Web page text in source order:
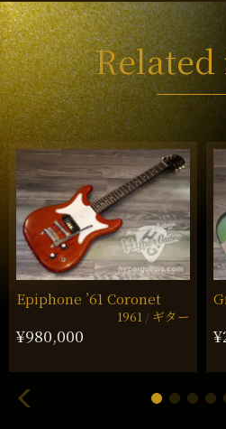
Related
Epiphone ’61 Coronet
1961 ギター
¥980,000